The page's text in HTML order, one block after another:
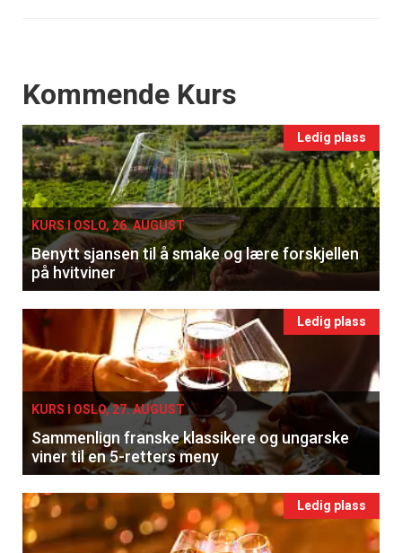
Events
Kommende Kurs
Ledig plass
KURS I OSLO, 26. AUGUST
Benytt sjansen til å smake og lære forskjellen
på hvitviner
Ledig plass
KURS I OSLO, 27. AUGUST
Sammenlign franske klassikere og ungarske
viner til en 5-retters meny
Ledig plass